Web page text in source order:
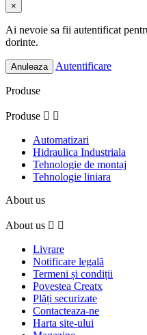
×
Ai nevoie sa fii autentificat
dorinte.
Anuleaza Autentificare
Produse
Produse  
Automatizari
Hidraulica Industriala
Tehnologie de montaj
Tehnologie liniara
About us
About us  
Livrare
Notificare legală
Termeni și condiții
Povestea Creatx
Plăți securizate
Contacteaza-ne
Harta site-ului